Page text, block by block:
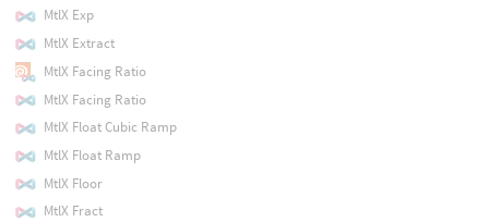
MtlX Exp
MtlX Extract
MtlX Facing Ratio
MtlX Facing Ratio
MtlX Float Cubic Ramp
MtlX Float Ramp
MtlX Floor
MtlX Fract